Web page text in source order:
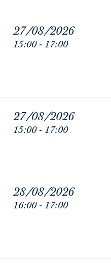
27/08/2026
15:00 - 17:00
27/08/2026
15:00 - 17:00
28/08/2026
16:00 - 17:00